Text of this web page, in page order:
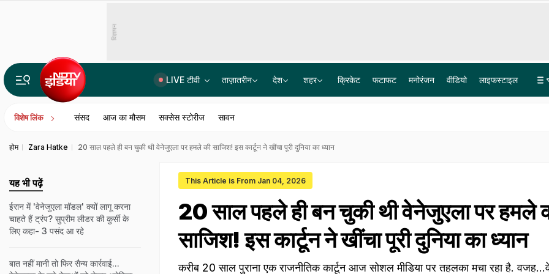
विज्ञापन
LIVE टीवी ताज़ातरीन देश शहर क्रिकेट फटाफट मनोरंजन वीडियो लाइफस्टाइल
विशेष लिंक संसद आज का मौसम सक्सेस स्टोरीज सावन
होम Zara Hatke 20 साल पहले ही बन चुकी थी वेनेजुएला पर हमले की साजिश! इस कार्टून ने खींचा पूरी दुनिया का ध्यान
This Article is From Jan 04, 2026
20 साल पहले ही बन चुकी थी वेनेजुएला पर हमले
साजिश! इस कार्टून ने खींचा पूरी दुनिया का ध्यान
करीब 20 साल पुराना एक राजनीतिक कार्टून आज सोशल मीडिया पर तहलका मचा रहा है.
यह भी पढ़ें
ईरान में 'वेनेजुएला मॉडल' क्यों लागू करना
चाहते हैं ट्रंप? सुप्रीम लीडर की कुर्सी के
लिए कहा- 3 पसंद आ रहे
बात नहीं मानी तो फिर सैन्य कार्रवाई...